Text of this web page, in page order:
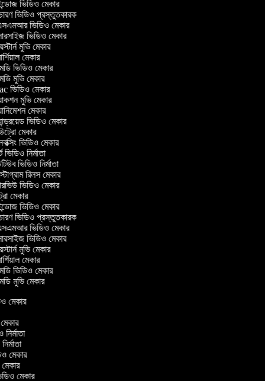
ভিডিও মেকার
ভিডিও প্রস্তুতকারক
ভিডিও মেকার
ভিডিও মেকার
মুভি মেকার
মেকার
ভিডিও মেকার
মুভি মেকার
ভিডিও মেকার
মুভি মেকার
মেকার
ভিডিও মেকার
মেকার
ভিডিও মেকার
নির্মাতা
ভিডিও নির্মাতা
রিলস মেকার
ভিডিও মেকার
মেকার
ভিডিও মেকার
ভিডিও প্রস্তুতকারক
ভিডিও মেকার
ভিডিও মেকার
মুভি মেকার
মেকার
ভিডিও মেকার
মুভি মেকার
মেকার
নির্মাতা
মেকার
মেকার
মেকার